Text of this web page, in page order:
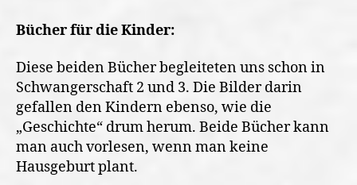
Bücher für die Kinder:
Diese beiden Bücher begleiteten uns schon in
Schwangerschaft 2 und 3. Die Bilder darin
gefallen den Kindern ebenso, wie die
„Geschichte“ drum herum. Beide Bücher kann
man auch vorlesen, wenn man keine
Hausgeburt plant.